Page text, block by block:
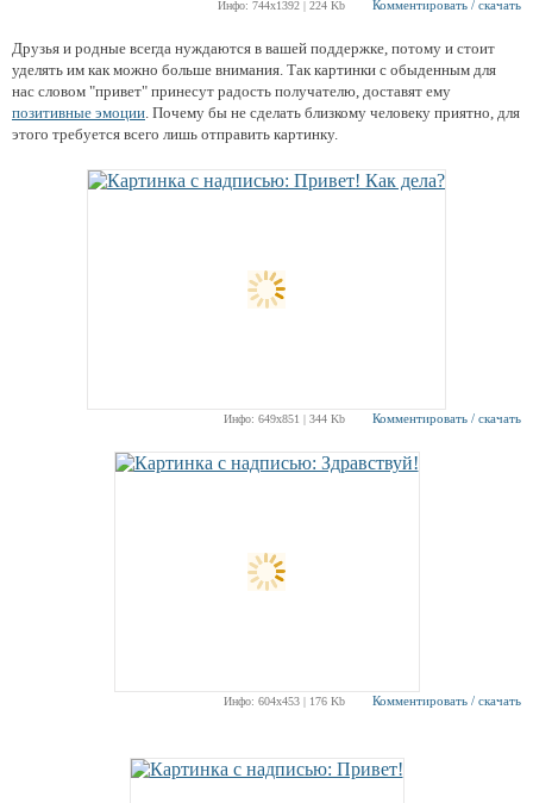
Инфо: 744х1392 | 224 Kb Комментировать / скачать
Друзья и родные всегда нуждаются в вашей поддержке, потому и стоит
уделять им как можно больше внимания. Так картинки с обыденным для
нас словом "привет" принесут радость получателю, доставят ему
позитивные эмоции. Почему бы не сделать близкому человеку приятно, для
этого требуется всего лишь отправить картинку.
Инфо: 649х851 | 344 Kb Комментировать / скачать
Инфо: 604х453 | 176 Kb Комментировать / скачать